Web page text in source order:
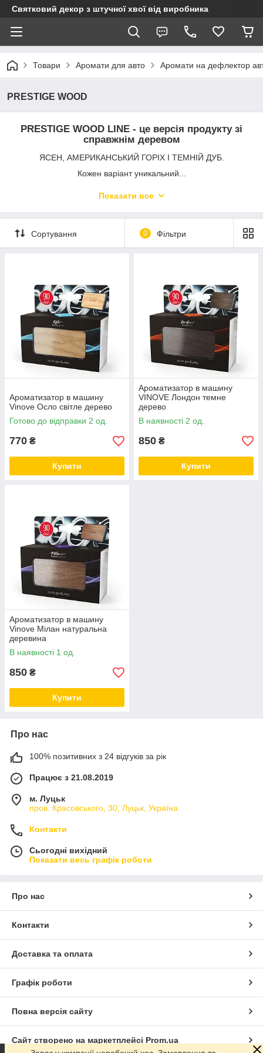
Святковий декор з штучної хвої від виробника
Товари Аромати для авто Аромати на дефлектор
PRESTIGE WOOD
PRESTIGE WOOD LINE - це версія продукту зі
справжнім деревом
ЯСЕН, АМЕРИКАНСЬКИЙ ГОРІХ І ТЕМНІЙ ДУБ.
Кожен варіант уникальний...
Показати все
Сортування 0 Фільтри
Ароматизатор в машину
Vinove Осло світле дерево
Готово до відправки 2 од.
770 ₴
Купити
Ароматизатор в машину
VINOVE Лондон темне
дерево
В наявності 2 од.
850 ₴
Купити
Ароматизатор в машину
Vinove Мілан натуральна
деревина
В наявності 1 од.
850 ₴
Купити
Про нас
100% позитивних з 24 відгуків за рік
Працює з 21.08.2019
м. Луцьк
пров. Красовського, 30, Луцьк, Україна
Контакти
Сьогодні вихідний
Показати весь графік роботи
Про нас
Контакти
Доставка та оплата
Графік роботи
Повна версія сайту
Сайт створено на маркетплейсі Prom.ua